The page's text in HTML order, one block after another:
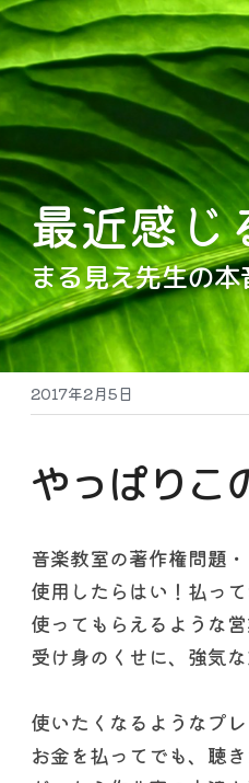
最近感じ
まる見え先生の本
2017年2月5日
やっぱりこ
音楽教室の著作権問題・
使用したらはい！払っ
使ってもらえるような
受け身のくせに、強気
使いたくなるようなプ
お金を払ってでも、聴